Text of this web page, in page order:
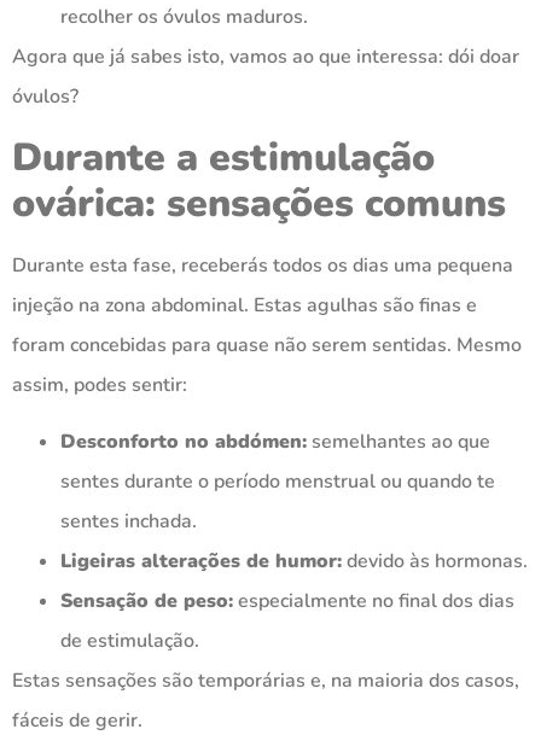
recolher os óvulos maduros.
Agora que já sabes isto, vamos ao que interessa: dói doar
óvulos?
Durante a estimulação
ovárica: sensações comuns
Durante esta fase, receberás todos os dias uma pequena
injeção na zona abdominal. Estas agulhas são finas e
foram concebidas para quase não serem sentidas. Mesmo
assim, podes sentir:
Desconforto no abdómen: semelhantes ao que
sentes durante o período menstrual ou quando te
sentes inchada.
Ligeiras alterações de humor:devido às hormonas.
Sensação de peso:especialmente no final dos dias
de estimulação.
Estas sensações são temporárias e, na maioria dos casos,
fáceis de gerir.